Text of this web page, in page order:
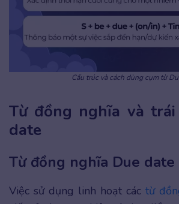
Cấu trúc và cách dùng cụm từ
Từ đồng nghĩa và
date
Từ đồng nghĩa Due date
Việc sử dụng linh hoạt các từ